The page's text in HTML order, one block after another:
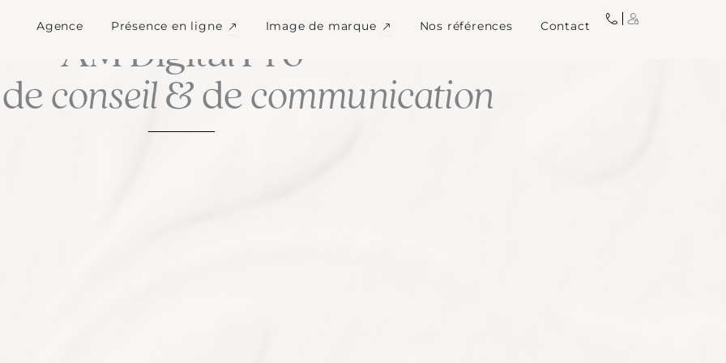
Agence Présence en ligne Ouvrir Présence en ligne
Image de marque Ouvrir Image de marque
Nos références Contact
LA CULTURE DU SUR MESURE
AM Digital Pro
conseil & de communication